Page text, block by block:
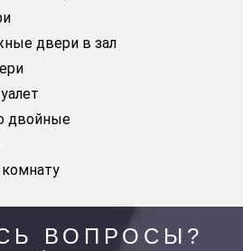
двери в зал
двойные
ВОПРОСЫ?